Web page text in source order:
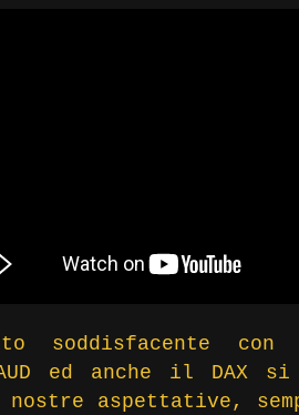
soddisfacente
ed anche il DAX si
nostre aspettative,